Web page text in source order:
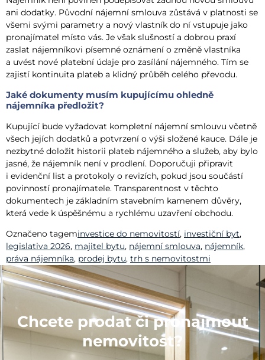
ani dodatky. Původní nájemní smlouva zůstává v platnosti se
všemi svými parametry a nový vlastník do ní vstupuje jako
pronajímatel místo vás. Je však slušností a dobrou praxí
zaslat nájemníkovi písemné oznámení o změně vlastníka
a uvést nové platební údaje pro zasílání nájemného. Tím se
zajistí kontinuita plateb a klidný průběh celého převodu.
Jaké dokumenty musím kupujícímu ohledně
nájemníka předložit?
Kupující bude vyžadovat kompletní nájemní smlouvu včetně
všech jejích dodatků a potvrzení o výši složené kauce. Dále je
nezbytné doložit historii plateb nájemného a služeb, aby bylo
jasné, že nájemník není v prodlení. Doporučuji připravit
i evidenční list a protokoly o revizích, pokud jsou součástí
povinností pronajímatele. Transparentnost v těchto
dokumentech je základním stavebním kamenem důvěry,
která vede k úspěšnému a rychlému uzavření obchodu.
Označeno tageminvestice do nemovitostí, investiční byt,
legislativa 2026, majitel bytu, nájemní smlouva, nájemník,
práva nájemníka, prodej bytu, trh s nemovitostmi
Chcete prodat či pronajmout
nemovitost?